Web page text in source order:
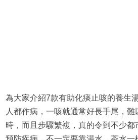
為大家介紹7款有助化痰止咳的養生
人都作病，一咳就通常好長手尾，
時，而且步驟繁複，真的令到不少